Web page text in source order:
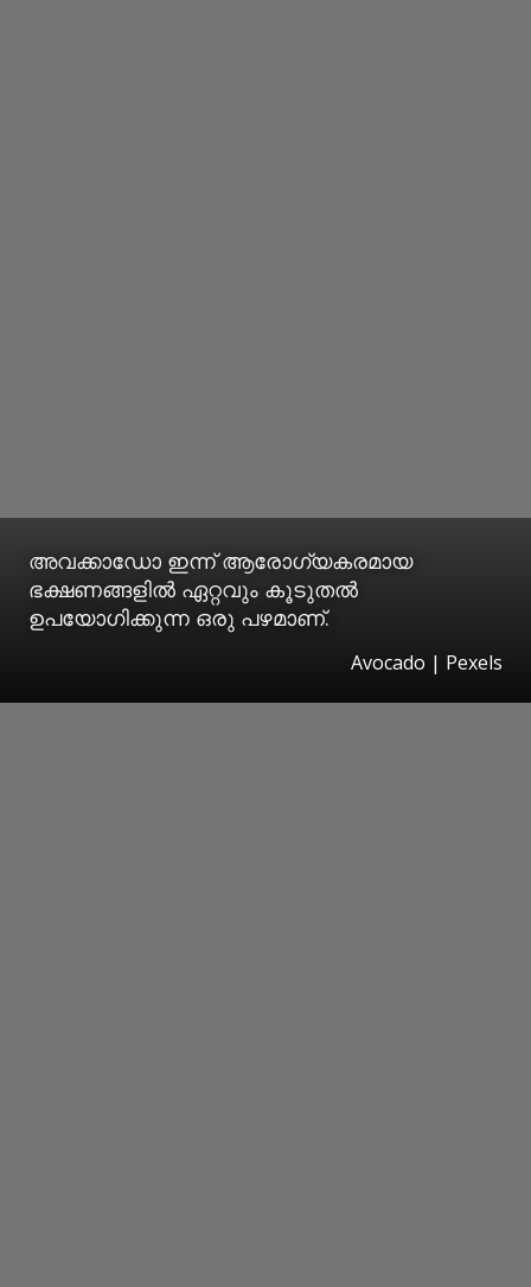
അവക്കാഡോ ഇന്ന് ആരോഗ്യകരമായ
ഭക്ഷണങ്ങളിൽ ഏറ്റവും കൂടുതൽ
ഉപയോഗിക്കുന്ന ഒരു പഴമാണ്.
Avocado | Pexels